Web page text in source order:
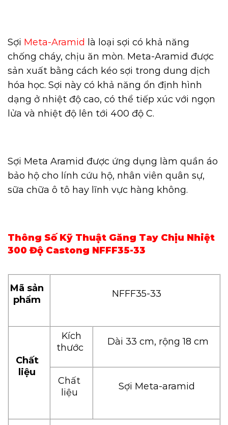
Sợi Meta-Aramid là loại sợi có khả năng
chống cháy, chịu ăn mòn. Meta-Aramid được
sản xuất bằng cách kéo sợi trong dung dịch
hóa học. Sợi này có khả năng ổn định hình
dạng ở nhiệt độ cao, có thể tiếp xúc với ngọn
lửa và nhiệt độ lên tới 400 độ C.
Sợi Meta Aramid được ứng dụng làm quần áo
bảo hộ cho lính cứu hộ, nhân viên quân sự,
sữa chữa ô tô hay lĩnh vực hàng không.
Thông Số Kỹ Thuật Găng Tay Chịu Nhiệt
300 Độ Castong NFFF35-33
Mã sản
phẩm
NFFF35-33
Chất
liệu
Kích
thước
Dài 33 cm, rộng 18 cm
Chất
liệu
Sợi Meta-aramid